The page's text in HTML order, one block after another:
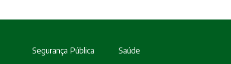
Segurança Pública Saúde